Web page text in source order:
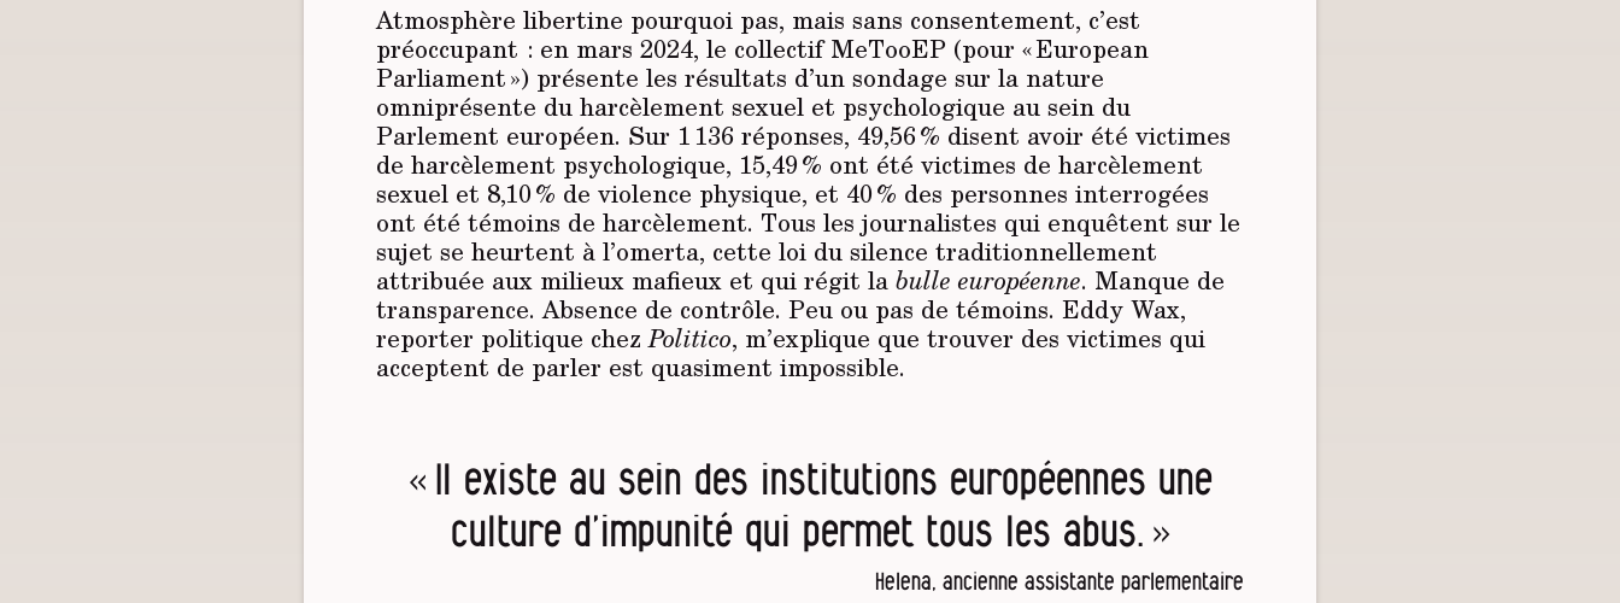
Atmosphère libertine pourquoi pas, mais sans consentement, c’est
préoccupant : en mars 2024, le collectif MeTooEP (pour « European
Parliament ») présente les résultats d’un sondage sur la nature
omniprésente du harcèlement sexuel et psychologique au sein du
Parlement européen. Sur 1 136 réponses, 49,56 % disent avoir été victimes
de harcèlement psychologique, 15,49 % ont été victimes de harcèlement
sexuel et 8,10 % de violence physique, et 40 % des personnes interrogées
ont été témoins de harcèlement. Tous les journalistes qui enquêtent sur le
sujet se heurtent à l’omerta, cette loi du silence traditionnellement
attribuée aux milieux mafieux et qui régit la bulle européenne. Manque de
transparence. Absence de contrôle. Peu ou pas de témoins. Eddy Wax,
reporter politique chezPolitico, m’explique que trouver des victimes qui
acceptent de parler est quasiment impossible.
« Il existe au sein des institutions européennes une
culture d’impunité qui permet tous les abus. »
Helena, ancienne assistante parlementaire